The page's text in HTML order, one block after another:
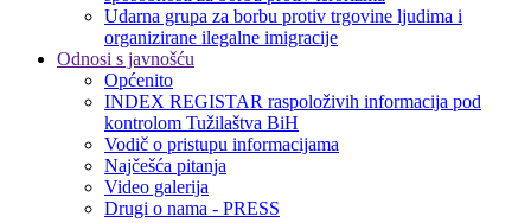
Udarna grupa za borbu protiv trgovine ljudima i
organizirane ilegalne imigracije
Odnosi s javnošću
Općenito
INDEX REGISTAR raspoloživih informacija pod
kontrolom Tužilaštva BiH
Vodič o pristupu informacijama
Najčešća pitanja
Video galerija
Drugi o nama - PRESS